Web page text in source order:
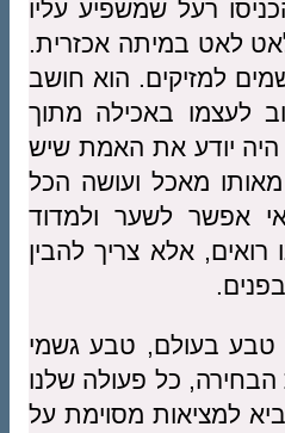
רעל שמשפיע עליו
לאט במיתה אכזרית.
למזיקים. הוא חושב
לעצמו באכילה מתוך
יודע את האמת שיש
מאכל ועושה הכל
אפשר לשער ולמדוד
אלא צריך להבין
בעולם, טבע גשמי
כל פעולה שלנו
למציאות מסוימת על